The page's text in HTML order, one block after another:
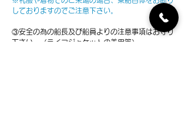
しておりますのでご注意下さい。
③安全の為の船長及び船員よりの注意事項はお守り
下さい。（ライフジャケットの着用等）